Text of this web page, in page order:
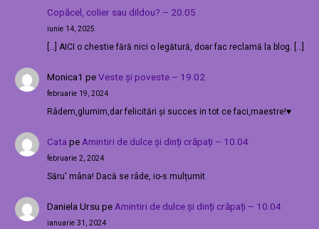
Copăcel, colier sau dildou? – 20.05
iunie 14, 2025
[…] AICI o chestie fără nici o legătură, doar fac reclamă la blog. […]
Monica1 peVeste și poveste – 19.02
februarie 19, 2024
Râdem,glumim,dar felicitări și succes in tot ce faci,maestre!♥️
Cata pe Amintiri de dulce și dinți crăpați – 10.04
februarie 2, 2024
Săru' mâna! Dacă se râde, io-s mulțumit.
Daniela Ursu peAmintiri de dulce și dinți crăpați – 10.04
ianuarie 31, 2024